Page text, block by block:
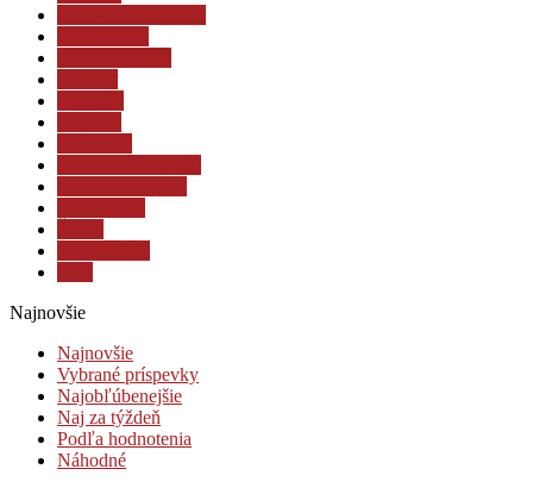
Najnovšie
Najnovšie
Vybrané príspevky
Najobľúbenejšie
Naj za týždeň
Podľa hodnotenia
Náhodné